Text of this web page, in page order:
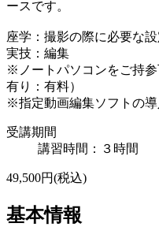
ースです。
座学：撮影の際に必要な
実技：編集
※ノートパソコンをご持
有り：有料）
※指定動画編集ソフトの導
受講期間
講習時間：３時間
49,500円(税込)
基本情報